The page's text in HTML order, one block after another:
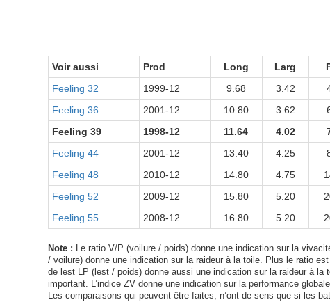
Voir aussi Prod Long Larg
Feeling 32
1999-12 9.68 3.42
Feeling 36
2001-12 10.80 3.62
Feeling 39
1998-12 11.64 4.02
Feeling 44
2001-12 13.40 4.25
Feeling 48
2010-12 14.80 4.75
Feeling 52
2009-12 15.80 5.20
Feeling 55
2008-12 16.80 5.20
Note : Le ratio V/P (voilure / poids) donne une indication sur la
/ voilure) donne une indication sur la raideur à la toile. Plus le ratio
de lest LP (lest / poids) donne aussi une indication sur la raideur à
important. L’indice ZV donne une indication sur la performance
Les comparaisons qui peuvent être faites, n’ont de sens que si les